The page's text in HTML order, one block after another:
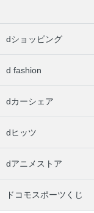
dショッピング
d fashion
dカーシェア
dヒッツ
dアニメストア
ドコモスポーツくじ